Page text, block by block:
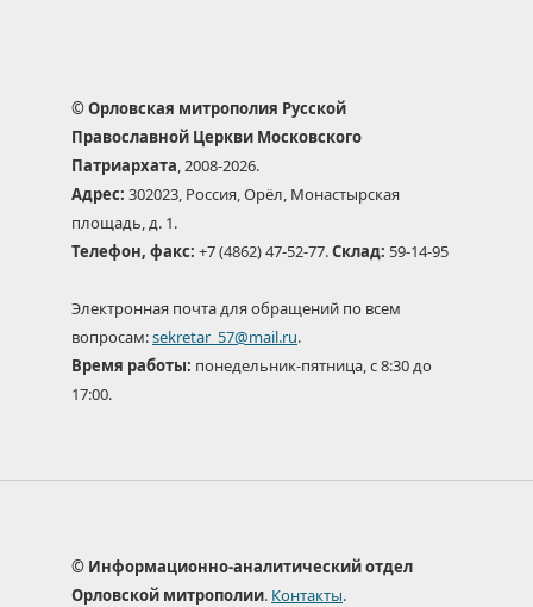
© Орловская митрополия Русской
Православной Церкви Московского
Патриархата, 2008-2026.
Адрес: 302023, Россия, Орёл, Монастырская
площадь, д. 1.
Телефон, факс: +7 (4862) 47-52-77.Склад: 59-14-95
Электронная почта для обращений по всем
вопросам:sekretar_57@mail.ru.
Время работы: понедельник-пятница, с 8:30 до
17:00.
© Информационно-аналитический отдел
Орловской митрополии. Контакты.